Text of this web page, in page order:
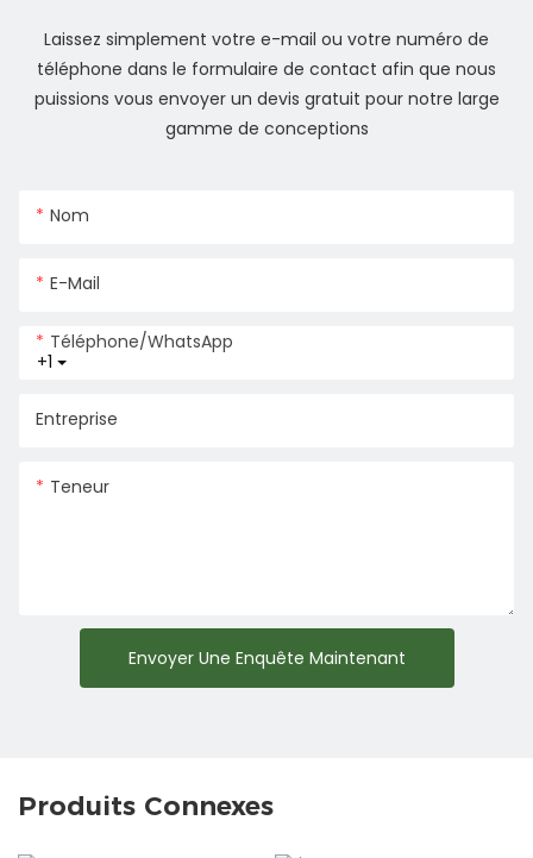
Laissez simplement votre e-mail ou votre numéro de
téléphone dans le formulaire de contact afin que nous
puissions vous envoyer un devis gratuit pour notre large
gamme de conceptions
Nom
E-Mail
+1
Téléphone/WhatsApp
Entreprise
Teneur
Envoyer Une Enquête Maintenant
Produits Connexes